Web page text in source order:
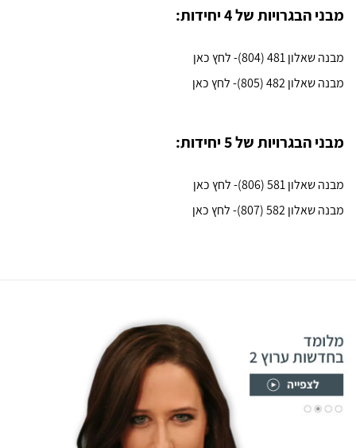
מבני הבגרויות של 4 יחידות:
מבנה שאלון 481 (804)- לחץ כאן
מבנה שאלון 482 (805)- לחץ כאן
מבני הבגרויות של 5 יחידות:
מבנה שאלון 581 (806)- לחץ כאן
מבנה שאלון 582 (807)- לחץ כאן